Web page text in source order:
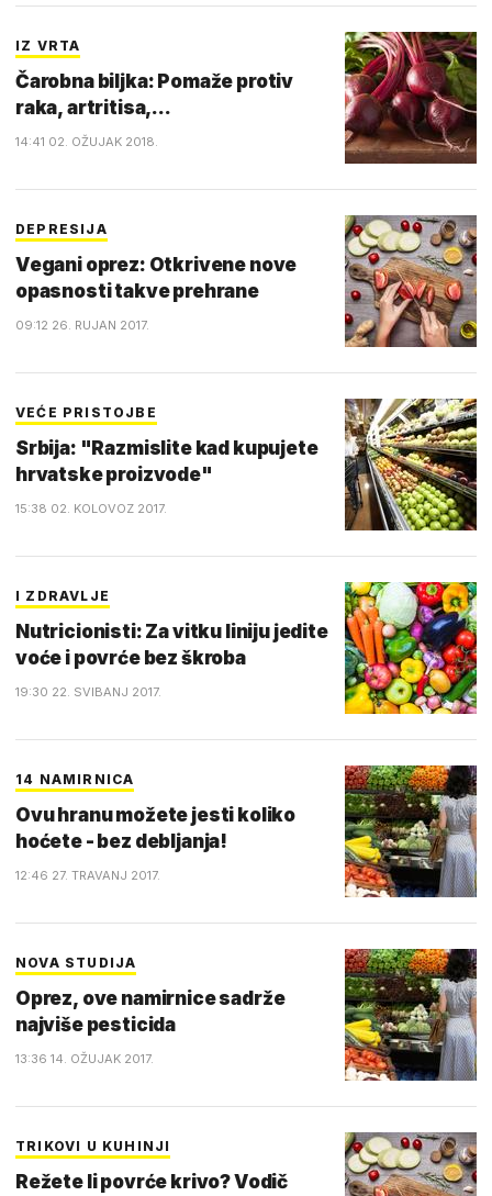
IZ VRTA
Čarobna biljka: Pomaže protiv
raka, artritisa,...
14:41 02. OŽUJAK 2018.
DEPRESIJA
Vegani oprez: Otkrivene nove
opasnosti takve prehrane
09:12 26. RUJAN 2017.
VEĆE PRISTOJBE
Srbija: "Razmislite kad kupujete
hrvatske proizvode"
15:38 02. KOLOVOZ 2017.
I ZDRAVLJE
Nutricionisti: Za vitku liniju jedite
voće i povrće bez škroba
19:30 22. SVIBANJ 2017.
14 NAMIRNICA
Ovu hranu možete jesti koliko
hoćete - bez debljanja!
12:46 27. TRAVANJ 2017.
NOVA STUDIJA
Oprez, ove namirnice sadrže
najviše pesticida
13:36 14. OŽUJAK 2017.
TRIKOVI U KUHINJI
Režete li povrće krivo? Vodič